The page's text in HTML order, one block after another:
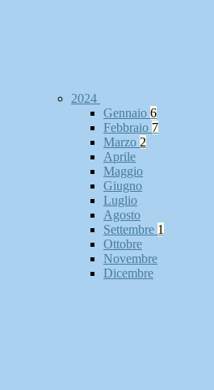
2024
Gennaio 6
Febbraio 7
Marzo 2
Aprile
Maggio
Giugno
Luglio
Agosto
Settembre 1
Ottobre
Novembre
Dicembre